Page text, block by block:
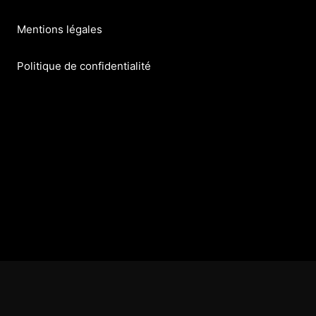
Mentions légales
Politique de confidentialité